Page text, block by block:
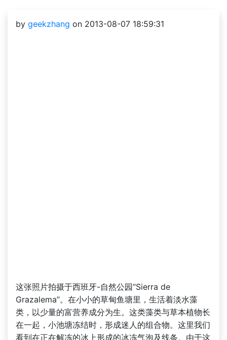
by geekzhang on 2013-08-07 18:59:31
这张照片拍摄于西班牙-自然公园“Sierra de
Grazalema”。在小小的草甸鱼塘里，生活着淡水藻
类，以少量的富营养成分为生。这类藻类与草本植物长
在一起，小池塘冻结时，形成迷人的组合物。这里我们
看到在正在解冻的冰上形成的冰冻气泡及线条。由于这